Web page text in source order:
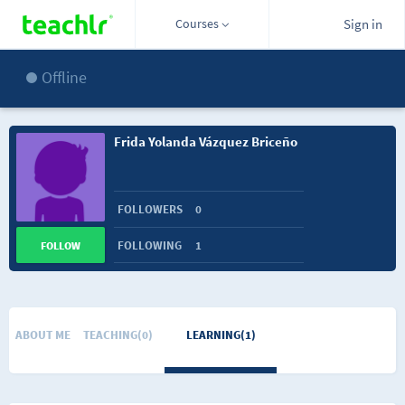
Courses Sign in
Offline
Frida Yolanda Vázquez Briceño
FOLLOWERS 0
FOLLOWING 1
FOLLOW
ABOUT ME TEACHING(0) LEARNING(1)